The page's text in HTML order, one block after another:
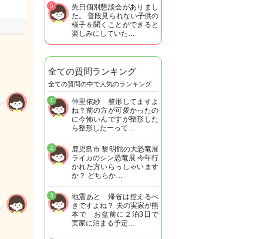
先日個別懇談会がありまし
た。 普段見られない子供の
様子を聞くことができると
楽しみにしていた…
5
全ての質問ランキング
全ての質問の中で人気のランキング
仲里依紗 整形してますよ
ね？前の方が可愛かったの
に今怖いんですが整形した
ら整形したーって…
1
鹿児島市 黎明館の大恐竜展
ライカのシン恐竜展 今年行
かれた方いらっしゃいます
か？ どちらか…
2
地震あと 帰省は控えるべ
きですよね？ 夫の実家が熊
本で お盆前に２泊3日で
実家に泊まる予定…
3